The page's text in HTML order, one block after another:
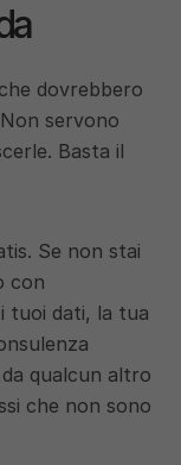
dovrebbero
servono
Basta il
Se non stai
con
tuoi dati, la tua
qualcun altro
che non sono